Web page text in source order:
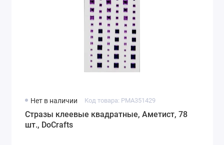
Нет в наличии Код товара: PMA351429
Стразы клеевые квадратные, Аметист, 78
шт., DoCrafts